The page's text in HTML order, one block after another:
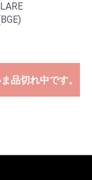
品切れ中です。